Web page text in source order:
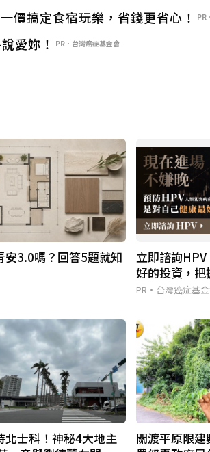
價搞定食宿玩樂，省錢更省心！
PR
愛妳！ PR．台灣癌症基金會
安3.0嗎？回答5題就知
立即諮詢
好的投資，把
PR・台灣癌症基
北士科！神秘4大地主
關渡平原限